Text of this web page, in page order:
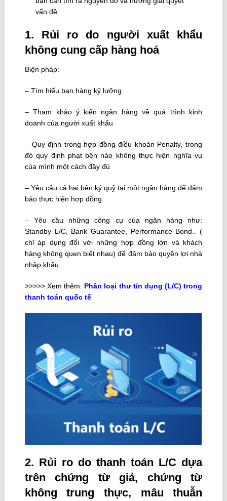
vấn đề.
1. Rủi ro do người xuất khẩu
không cung cấp hàng hoá
Biện pháp:
– Tìm hiểu bạn hàng kỹ lưỡng
– Tham khảo ý kiến ngân hàng về quá trình kinh
doanh của người xuất khẩu
– Quy định trong hợp đồng điều khoản Penalty, trong
đó quy định phạt bên nào không thực hiện nghĩa vụ
của mình một cách đầy đủ
– Yêu cầu cả hai bên ký quỹ tại một ngân hàng để đảm
bảo thực hiện hợp đồng
– Yêu cầu những công cụ của ngân hàng như:
Standby L/C, Bank Guarantee, Performance Bond.. (
chỉ áp dụng đối với những hợp đồng lớn và khách
hàng không quen biết nhau) để đảm bảo quyền lợi nhà
nhập khẩu.
>>>>> Xem thêm: Phân loại thư tín dụng (L/C) trong
thanh toán quốc tế
2. Rủi ro do thanh toán L/C dựa
trên chứng từ giả, chứng từ
không trung thực, mâu thuẫn